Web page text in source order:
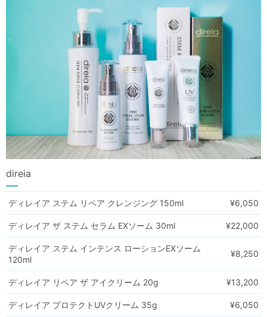
direia
ディレイア ステム リペア クレンジング 150ml ¥6,050
ディレイア ザ ステム セラム EXソーム 30ml ¥22,000
ディレイア ステム インテンス ローションEXソーム
120ml
¥8,250
ディレイア リペア ザ アイクリーム 20g ¥13,200
ディレイア プロテクトUVクリーム 35g ¥6,050